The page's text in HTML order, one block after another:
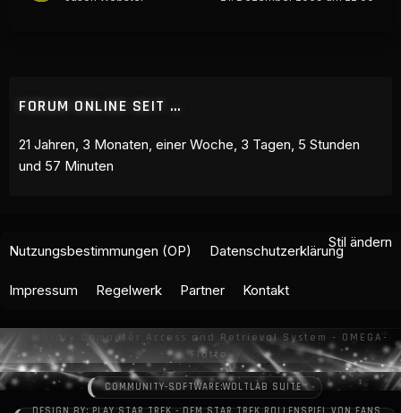
FORUM ONLINE SEIT …
21 Jahren, 3 Monaten, einer Woche, 3 Tagen, 5 Stunden
und 57 Minuten
Stil ändern
Nutzungsbestimmungen (OP) Datenschutzerklärung
Impressum Regelwerk Partner Kontakt
COMMUNITY-SOFTWARE:WOLTLAB SUITE™